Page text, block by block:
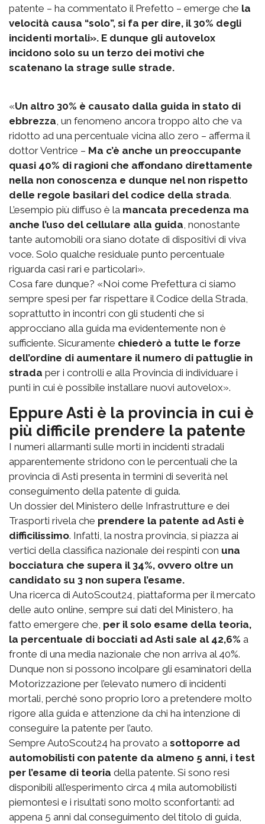
patente – ha commentato il Prefetto – emerge che la
velocità causa “solo”, si fa per dire, il 30% degli
incidenti mortali». E dunque gli autovelox
incidono solo su un terzo dei motivi che
scatenano la strage sulle strade.
«Un altro 30% è causato dalla guida in stato di
ebbrezza , un fenomeno ancora troppo alto che va
ridotto ad una percentuale vicina allo zero – afferma il
dottor Ventrice – Ma c’è anche un preoccupante
quasi 40% di ragioni che affondano direttamente
nella non conoscenza e dunque nel non rispetto
delle regole basilari del codice della strada.
L’esempio più diffuso è la mancata precedenza ma
anche l’uso del cellulare alla guida , nonostante
tante automobili ora siano dotate di dispositivi di viva
voce. Solo qualche residuale punto percentuale
riguarda casi rari e particolari».
Cosa fare dunque? «Noi come Prefettura ci siamo
sempre spesi per far rispettare il Codice della Strada,
soprattutto in incontri con gli studenti che si
approcciano alla guida ma evidentemente non è
sufficiente. Sicuramente chiederò a tutte le forze
dell’ordine di aumentare il numero di pattuglie in
strada per i controlli e alla Provincia di individuare i
punti in cui è possibile installare nuovi autovelox».
Eppure Asti è la provincia in cui è
più difficile prendere la patente
I numeri allarmanti sulle morti in incidenti stradali
apparentemente stridono con le percentuali che la
provincia di Asti presenta in termini di severità nel
conseguimento della patente di guida.
Un dossier del Ministero delle Infrastrutture e dei
Trasporti rivela che prendere la patente ad Asti è
difficilissimo. Infatti, la nostra provincia, si piazza ai
vertici della classifica nazionale dei respinti con una
bocciatura che supera il 34%, ovvero oltre un
candidato su 3 non supera l’esame.
Una ricerca di AutoScout24, piattaforma per il mercato
delle auto online, sempre sui dati del Ministero, ha
fatto emergere che, per il solo esame della teoria,
la percentuale di bocciati ad Asti sale al 42,6% a
fronte di una media nazionale che non arriva al 40%.
Dunque non si possono incolpare gli esaminatori della
Motorizzazione per l’elevato numero di incidenti
mortali, perché sono proprio loro a pretendere molto
rigore alla guida e attenzione da chi ha intenzione di
conseguire la patente per l’auto.
Sempre AutoScout24 ha provato a sottoporre ad
automobilisti con patente da almeno 5 anni, i test
per l’esame di teoria della patente. Si sono resi
disponibili all’esperimento circa 4 mila automobilisti
piemontesi e i risultati sono molto sconfortanti: ad
appena 5 anni dal conseguimento del titolo di guida,